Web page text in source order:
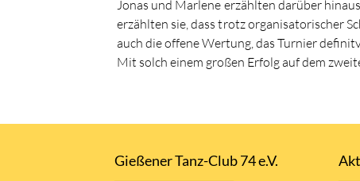
Jonas und Marlene erzählten darüber
erzählten sie, dass trotz organisatorischer
auch die offene Wertung, das Turnier
Mit solch einem großen Erfolg auf dem
Gießener Tanz-Club 74 e.V.